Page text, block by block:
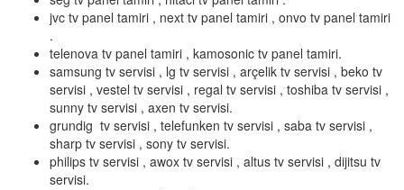
jvc tv panel tamiri , next tv panel tamiri , onvo tv panel tamiri
.
telenova tv panel tamiri , kamosonic tv panel tamiri.
samsung tv servisi , lg tv servisi , arçelik tv servisi , beko tv
servisi , vestel tv servisi , regal tv servisi , toshiba tv servisi ,
sunny tv servisi , axen tv servisi.
grundig tv servisi , telefunken tv servisi , saba tv servisi ,
sharp tv servisi , sony tv servisi.
philips tv servisi , awox tv servisi , altus tv servisi , dijitsu tv
servisi.